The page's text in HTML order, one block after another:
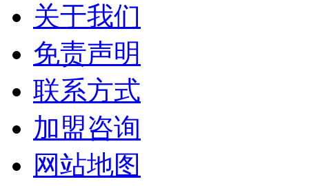
关于我们
免责声明
联系方式
加盟咨询
网站地图